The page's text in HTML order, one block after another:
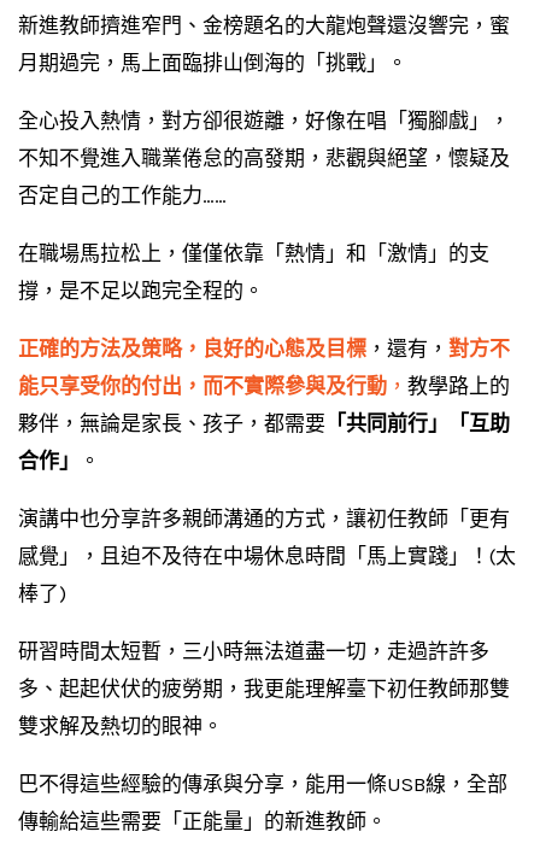
新進教師擠進窄門、金榜題名的大龍炮聲還沒響完，蜜
月期過完，馬上面臨排山倒海的「挑戰」。
全心投入熱情，對方卻很遊離，好像在唱「獨腳戲」，
不知不覺進入職業倦怠的高發期，悲觀與絕望，懷疑及
否定自己的工作能力……
在職場馬拉松上，僅僅依靠「熱情」和「激情」的支
撐，是不足以跑完全程的。
正確的方法及策略，良好的心態及目標 ，還有， 對方不
能只享受你的付出，而不實際參與及行動 ， 教學路上的
夥伴，無論是家長、孩子，都需要 「共同前行」「互助
合作」
。
演講中也分享許多親師溝通的方式，讓初任教師「更有
感覺」，且迫不及待在中場休息時間「馬上實踐」！(太
棒了)
研習時間太短暫，三小時無法道盡一切，走過許許多
多、起起伏伏的疲勞期，我更能理解臺下初任教師那雙
雙求解及熱切的眼神。
巴不得這些經驗的傳承與分享，能用一條USB線，全部
傳輸給這些需要「正能量」的新進教師。